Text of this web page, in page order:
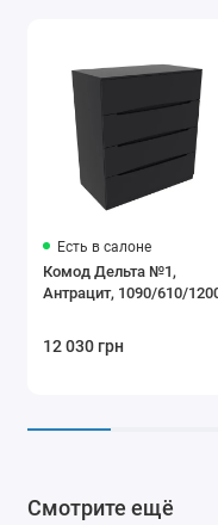
Есть в салоне
Комод Дельта №1,
Антрацит, 1090/610/
12 030 грн
Смотрите ещё